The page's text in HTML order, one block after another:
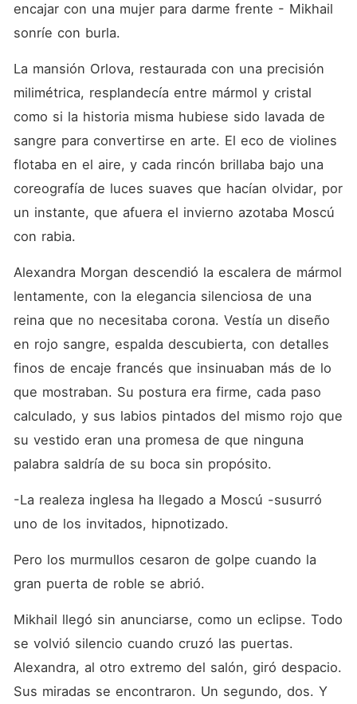
encajar con una mujer para darme frente - Mikhail
sonríe con burla.
La mansión Orlova, restaurada con una precisión
milimétrica, resplandecía entre mármol y cristal
como si la historia misma hubiese sido lavada de
sangre para convertirse en arte. El eco de violines
flotaba en el aire, y cada rincón brillaba bajo una
coreografía de luces suaves que hacían olvidar, por
un instante, que afuera el invierno azotaba Moscú
con rabia.
Alexandra Morgan descendió la escalera de mármol
lentamente, con la elegancia silenciosa de una
reina que no necesitaba corona. Vestía un diseño
en rojo sangre, espalda descubierta, con detalles
finos de encaje francés que insinuaban más de lo
que mostraban. Su postura era firme, cada paso
calculado, y sus labios pintados del mismo rojo que
su vestido eran una promesa de que ninguna
palabra saldría de su boca sin propósito.
-La realeza inglesa ha llegado a Moscú -susurró
uno de los invitados, hipnotizado.
Pero los murmullos cesaron de golpe cuando la
gran puerta de roble se abrió.
Mikhail llegó sin anunciarse, como un eclipse. Todo
se volvió silencio cuando cruzó las puertas.
Alexandra, al otro extremo del salón, giró despacio.
Sus miradas se encontraron. Un segundo, dos. Y